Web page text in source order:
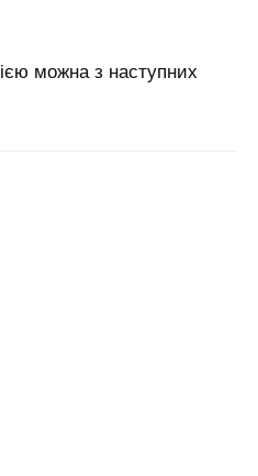
можна з наступних